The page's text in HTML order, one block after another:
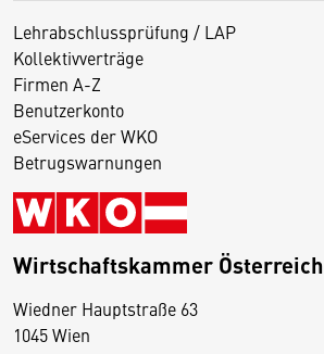
Lehrabschlussprüfung / LAP
Kollektivverträge
Firmen A-Z
Benutzerkonto
eServices der WKO
Betrugswarnungen
Wirtschaftskammer Österreich
Wiedner Hauptstraße 63
1045 Wien
D